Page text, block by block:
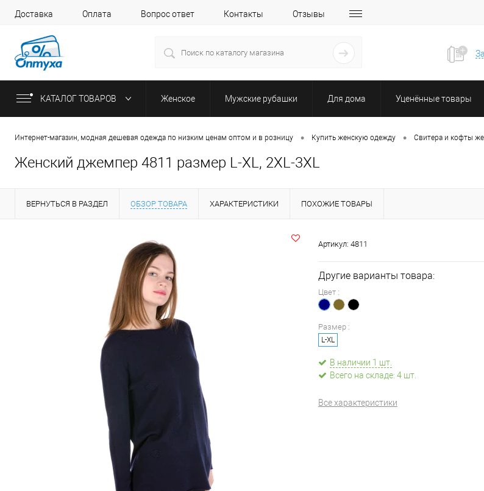
Доставка Оплата Вопрос ответ Контакты Отзывы
КАТАЛОГ ТОВАРОВ Женское Мужские рубашки Для дома Уценённые товары
Интернет-магазин, модная дешевая одежда по низким ценам оптом и в розницу • Купить женскую одежду • Свитера и кофты
Женский джемпер 4811 размер L-XL, 2XL-3XL
ВЕРНУТЬСЯ В РАЗДЕЛ ОБЗОР ТОВАРА ХАРАКТЕРИСТИКИ ПОХОЖИЕ ТОВАРЫ
Артикул: 4811
Другие варианты товара:
Цвет :
Размер :
L-XL
В наличии 1 шт.
Всего на складе: 4 шт.
Все характеристики